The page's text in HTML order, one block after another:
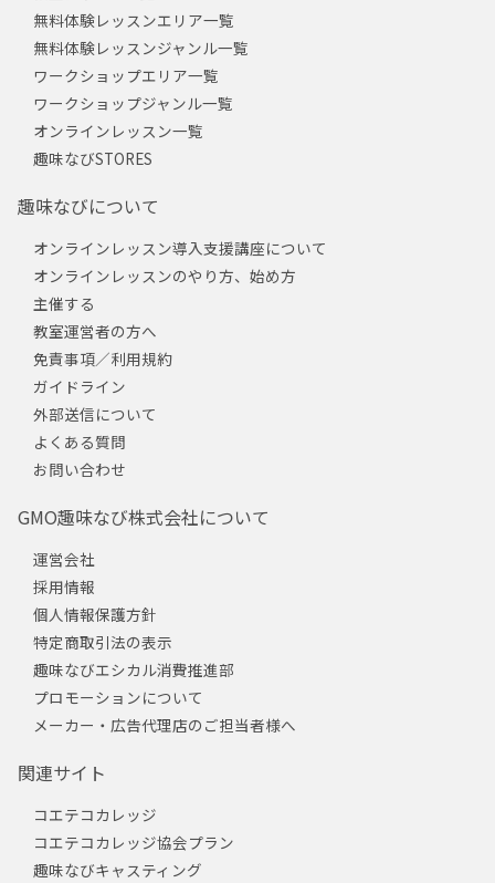
無料体験レッスンエリア一覧
無料体験レッスンジャンル一覧
ワークショップエリア一覧
ワークショップジャンル一覧
オンラインレッスン一覧
趣味なびSTORES
趣味なびについて
オンラインレッスン導入支援講座について
オンラインレッスンのやり方、始め方
主催する
教室運営者の方へ
免責事項／利用規約
ガイドライン
外部送信について
よくある質問
お問い合わせ
GMO趣味なび株式会社について
運営会社
採用情報
個人情報保護方針
特定商取引法の表示
趣味なびエシカル消費推進部
プロモーションについて
メーカー・広告代理店のご担当者様へ
関連サイト
コエテコカレッジ
コエテコカレッジ協会プラン
趣味なびキャスティング